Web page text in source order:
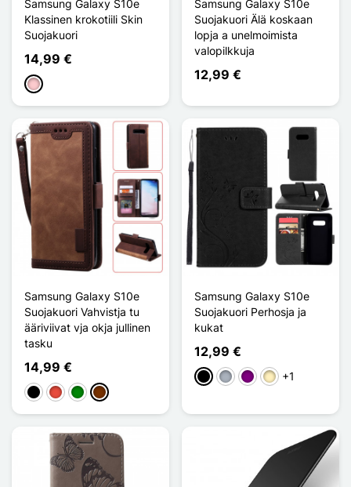
Samsung Galaxy S10e
Klassinen krokotiili Skin
Suojakuori
14,99 €
Pinkki
Samsung Galaxy S10e
Suojakuori Älä koskaan
lopja a unelmoimista
valopilkkuja
12,99 €
Samsung Galaxy S10e
Suojakuori Vahvistja tu
ääriviivat vja okja jullinen
tasku
14,99 €
MustaPunainen
VihreäCafé
Samsung Galaxy S10e
Suojakuori Perhosja ja
kukat
12,99 €
MustaHarmaa
VioletDoré+1